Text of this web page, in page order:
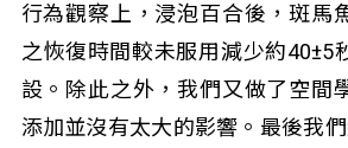
行為觀察上，浸泡百合後，斑馬
之恢復時間較未服用減少約40±5
設。除此之外，我們又做了空間
添加並沒有太大的影響。最後我